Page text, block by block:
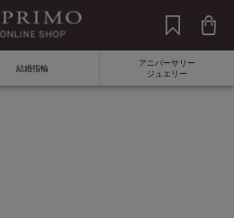
結婚指輪
アニバーサリー
ジュエリー